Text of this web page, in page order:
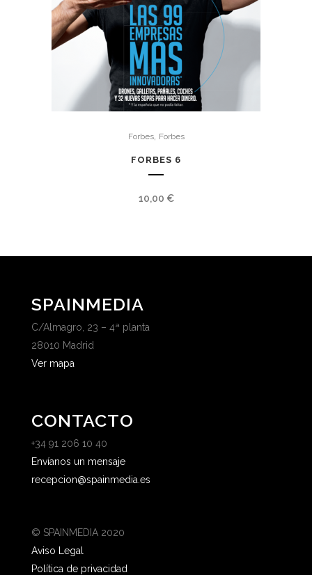
Forbes, Forbes
FORBES 6
10,00 €
SPAINMEDIA
C/Almagro, 23 – 4ª planta
28010 Madrid
Ver mapa
CONTACTO
+34 91 206 10 40
Envíanos un mensaje
recepcion@spainmedia.es
© SPAINMEDIA 2020
Aviso Legal
Política de privacidad